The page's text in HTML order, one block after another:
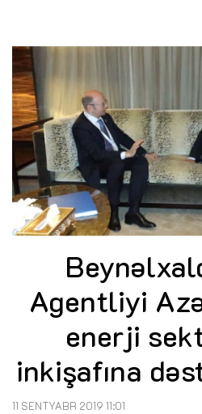
Agentliyi
enerji
inkişafına
11 SENTYABR 2019 11:01